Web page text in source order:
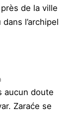
de la ville
l’archipel
aucun doute
Zaraće se